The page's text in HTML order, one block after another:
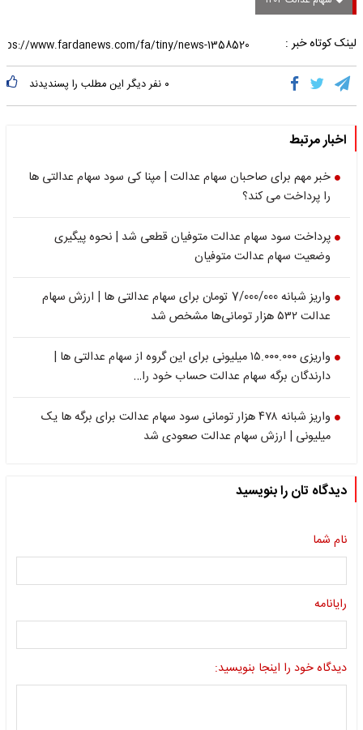
لینک کوتاه خبر :
۰ نفر دیگر این مطلب را پسندیدند
اخبار مرتبط
خبر مهم برای صاحبان سهام عدالت | مپنا کی سود سهام عدالتی ها
را پرداخت می کند؟
پرداخت سود سهام عدالت متوفیان قطعی شد | نحوه پیگیری
وضعیت سهام عدالت متوفیان
واریز شبانه 7/000/000 تومان برای سهام عدالتی ها | ارزش سهام
عدالت ۵۳۲ هزار تومانی‌ها مشخص شد
واریزی ۱۵.۰۰۰.۰۰۰ میلیونی برای این گروه از سهام عدالتی ها |
دارندگان برگه سهام عدالت حساب خود را…
واریز شبانه ۴۷۸ هزار تومانی سود سهام عدالت برای برگه ها یک
میلیونی | ارزش سهام عدالت صعودی شد
دیدگاه تان را بنویسید
نام شما
رایانامه
دیدگاه خود را اینجا بنویسید: